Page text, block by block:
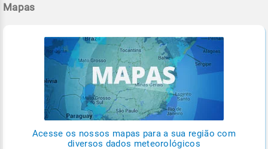
Mapas
Acesse os nossos mapas para a sua região com
diversos dados meteorológicos